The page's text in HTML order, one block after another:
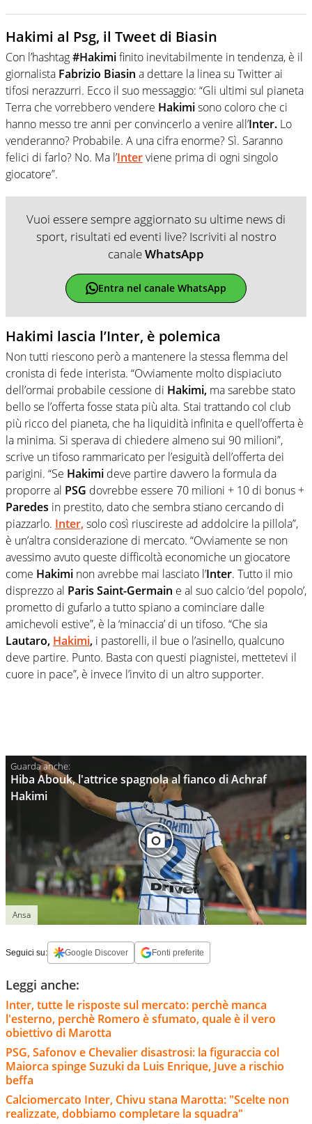
Hakimi al Psg, il Tweet di Biasin
Con l’hashtag#Hakimifinito inevitabilmente in tendenza, è il
giornalista Fabrizio Biasin a dettare la linea su Twitter ai
tifosi nerazzurri. Ecco il suo messaggio: “Gli ultimi sul pianeta
Terra che vorrebbero vendere Hakimisono coloro che ci
hanno messo tre anni per convincerlo a venire all’Inter. Lo
venderanno? Probabile. A una cifra enorme? Sì. Saranno
felici di farlo? No. Ma l’Interviene prima di ogni singolo
giocatore”.
Vuoi essere sempre aggiornato su ultime news di
sport, risultati ed eventi live? Iscriviti al nostro
canaleWhatsApp
Entra nel canale WhatsApp
Hakimi lascia l’Inter, è polemica
Non tutti riescono però a mantenere la stessa flemma del
cronista di fede interista. “Ovviamente molto dispiaciuto
dell’ormai probabile cessione di Hakimi, ma sarebbe stato
bello se l’offerta fosse stata più alta. Stai trattando col club
più ricco del pianeta, che ha liquidità infinita e quell’offerta è
la minima. Si sperava di chiedere almeno sui 90 milioni”,
scrive un tifoso rammaricato per l’esiguità dell’offerta dei
parigini. “Se Hakimi deve partire davvero la formula da
proporre al PSG dovrebbe essere 70 milioni + 10 di bonus +
Paredes in prestito, dato che sembra stiano cercando di
piazzarlo. Inter,solo così riuscireste ad addolcire la pillola”,
è un’altra considerazione di mercato. “Ovviamente se non
avessimo avuto queste difficoltà economiche un giocatore
come Hakimi non avrebbe mai lasciato l’Inter. Tutto il mio
disprezzo al Paris Saint-Germain e al suo calcio ‘del popolo’,
prometto di gufarlo a tutto spiano a cominciare dalle
amichevoli estive”, è la ‘minaccia’ di un tifoso. “Che sia
Lautaro, Hakimi, i pastorelli, il bue o l’asinello, qualcuno
deve partire. Punto. Basta con questi piagnistei, mettetevi il
cuore in pace”, è invece l’invito di un altro supporter.
Hiba Abouk, l'attrice spagnola al fianco di Achraf
Hakimi
Ansa
Seguici su: Google Discover Fonti preferite
Leggi anche:
Inter, tutte le risposte sul mercato: perchè manca
l'esterno, perchè Romero è sfumato, quale è il vero
obiettivo di Marotta
PSG, Safonov e Chevalier disastrosi: la figuraccia col
Maiorca spinge Suzuki da Luis Enrique, Juve a rischio
beffa
Calciomercato Inter, Chivu stana Marotta: "Scelte non
realizzate, dobbiamo completare la squadra"